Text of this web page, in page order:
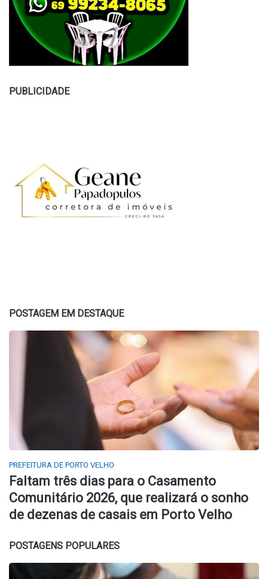
PUBLICIDADE
POSTAGEM EM DESTAQUE
PREFEITURA DE PORTO VELHO
Faltam três dias para o Casamento
Comunitário 2026, que realizará o sonho
de dezenas de casais em Porto Velho
POSTAGENS POPULARES